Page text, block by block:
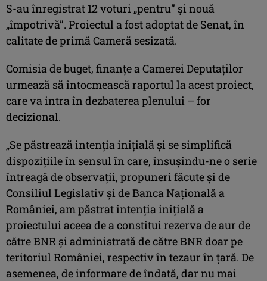
S-au înregistrat 12 voturi „pentru” şi nouă
„împotrivă”. Proiectul a fost adoptat de Senat, în
calitate de primă Cameră sesizată.
Comisia de buget, finanţe a Camerei Deputaţilor
urmează să întocmească raportul la acest proiect,
care va intra în dezbaterea plenului – for
decizional.
„Se păstrează intenţia iniţială şi se simplifică
dispoziţiile în sensul în care, însuşindu-ne o serie
întreagă de observaţii, propuneri făcute şi de
Consiliul Legislativ şi de Banca Naţională a
României, am păstrat intenţia iniţială a
proiectului aceea de a constitui rezerva de aur de
către BNR şi administrată de către BNR doar pe
teritoriul României, respectiv în tezaur în ţară. De
asemenea, de informare de îndată, dar nu mai